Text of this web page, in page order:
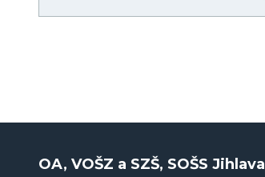
OA, VOŠZ a SZŠ, SOŠS Jihlava